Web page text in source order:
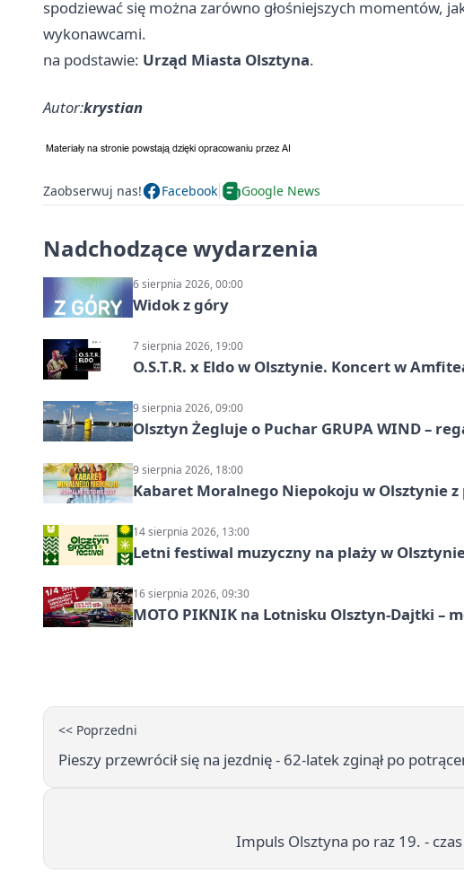
spodziewać się można zarówno głośniejszych momentów,
wykonawcami.
na podstawie: Urząd Miasta Olsztyna.
Autor:krystian
Zaobserwuj nas! Facebook Google News
Nadchodzące wydarzenia
6 sierpnia 2026, 00:00
Widok z góry
7 sierpnia 2026, 19:00
O.S.T.R. x Eldo w Olsztynie. Koncert w
9 sierpnia 2026, 09:00
Olsztyn Żegluje o Puchar GRUPA WIND –
9 sierpnia 2026, 18:00
Kabaret Moralnego Niepokoju w Olsztynie
14 sierpnia 2026, 13:00
Letni festiwal muzyczny na plaży w
16 sierpnia 2026, 09:30
MOTO PIKNIK na Lotnisku Olsztyn-Dajtki –
<< Poprzedni
Pieszy przewrócił się na jezdnię - 62-latek zginął po
Impuls Olsztyna po raz 19. -